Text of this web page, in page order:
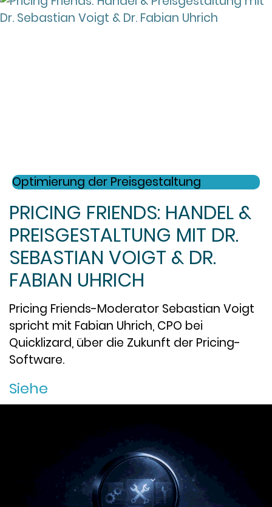
Optimierung der Preisgestaltung
PRICING FRIENDS: HANDEL &
PREISGESTALTUNG MIT DR.
SEBASTIAN VOIGT & DR.
FABIAN UHRICH
Pricing Friends-Moderator Sebastian Voigt
spricht mit Fabian Uhrich, CPO bei
Quicklizard, über die Zukunft der Pricing-
Software.
Siehe